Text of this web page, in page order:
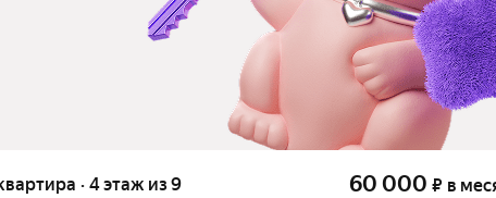
· 4 этаж из 9 60 000 ₽ в